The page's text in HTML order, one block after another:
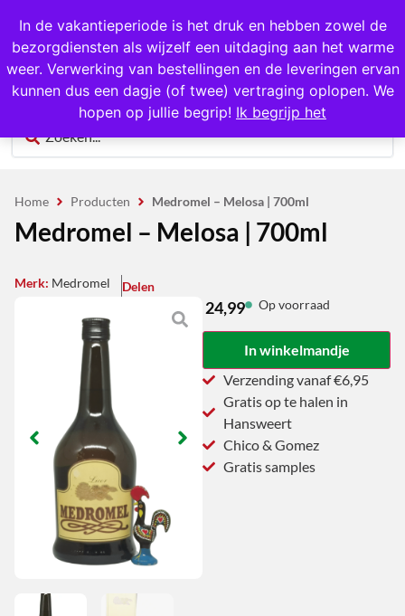
In de vakantieperiode is het druk en hebben zowel de
bezorgdiensten als wijzelf een uitdaging aan het warme
weer. Verwerking van bestellingen en de leveringen ervan
kunnen dus een dagje (of twee) vertraging oplopen. We
hopen op jullie begrip! Ik begrijp het
1000+ producten op voorraad
0
Home Producten Medromel – Melosa | 700ml
Medromel – Melosa | 700ml
Merk: Medromel Delen
24,99 Op voorraad
In winkelmandje
Verzending vanaf €6,95
Gratis op te halen in
Hansweert
Chico & Gomez
Gratis samples